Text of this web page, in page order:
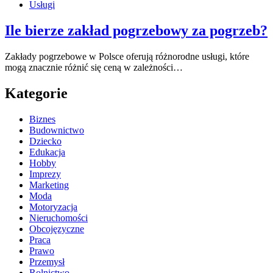
Usługi
Ile bierze zakład pogrzebowy za pogrzeb?
Zakłady pogrzebowe w Polsce oferują różnorodne usługi, które
mogą znacznie różnić się ceną w zależności…
Kategorie
Biznes
Budownictwo
Dziecko
Edukacja
Hobby
Imprezy
Marketing
Moda
Motoryzacja
Nieruchomości
Obcojęzyczne
Praca
Prawo
Przemysł